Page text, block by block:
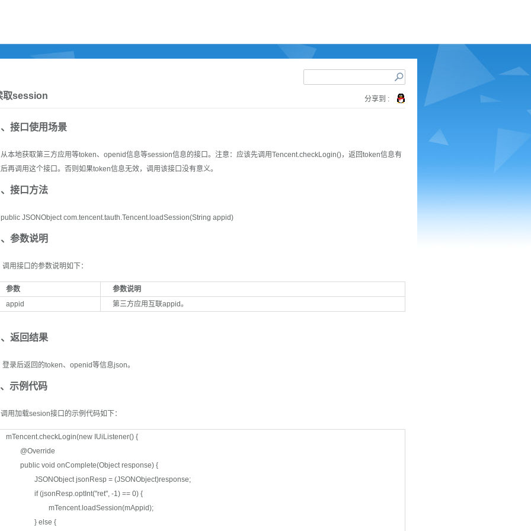
分享到 :
取session
接口使用场景
地获取第三方应用等token、openid信息等session信息的接口。注意：应该先调用Tencent.checkLogin()，返回token信息有
再调用这个接口。否则如果token信息无效，调用该接口没有意义。
接口方法
JSONObject com.tencent.tauth.Tencent.loadSession(String appid)
参数说明
接口的参数说明如下：
参数
参数说明
appid
第三方应用互联appid。
返回结果
后返回的token、openid等信息json。
示例代码
加载sesion接口的示例代码如下：
mTencent.checkLogin(new IUiListener() {
@Override
public void onComplete(Object response) {
JSONObject jsonResp = (JSONObject)response;
if (jsonResp.optInt("ret", -1) == 0) {
mTencent.loadSession(mAppid);
} else {